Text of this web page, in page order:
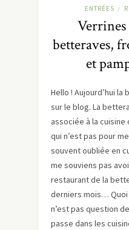
ENTRÉES /
Verrines
betteraves,
et
Hello ! Aujourd’hui
sur le blog. La
associée à la
qui n’est pas pour
souvent oubliée en
me souviens pas
restaurant de la
derniers mois… Quoi
n’est pas question
passe dans les